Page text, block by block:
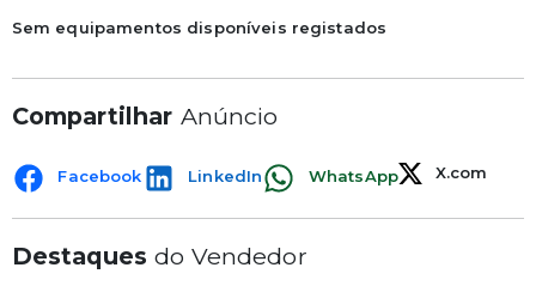
Sem equipamentos disponíveis registados
Compartilhar Anúncio
Facebook LinkedIn WhatsApp X.com
Destaquesdo Vendedor